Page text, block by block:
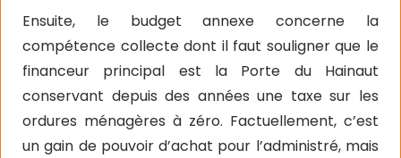
Ensuite, le budget annexe concerne la
compétence collecte dont il faut souligner que le
financeur principal est la Porte du Hainaut
conservant depuis des années une taxe sur les
ordures ménagères à zéro. Factuellement, c’est
un gain de pouvoir d’achat pour l’administré, mais